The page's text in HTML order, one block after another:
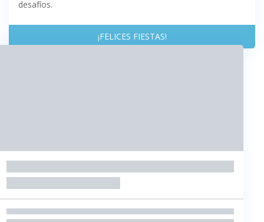
desafíos.
¡FELICES FIESTAS!